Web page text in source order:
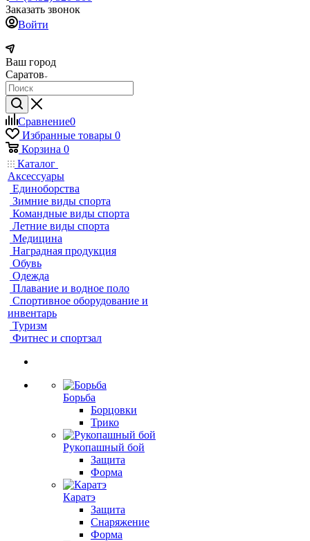
Заказать звонок
Войти
Ваш город
Саратов
Сравнение0
Избранные товары 0
Корзина 0
Каталог
Аксессуары
Единоборства
Зимние виды спорта
Командные виды спорта
Летние виды спорта
Медицина
Наградная продукция
Обувь
Одежда
Плавание и водное поло
Спортивное оборудование и
инвентарь
Туризм
Фитнес и спортзал
Борьба
Борцовки
Трико
Рукопашный бой
Защита
Форма
Каратэ
Защита
Снаряжение
Форма